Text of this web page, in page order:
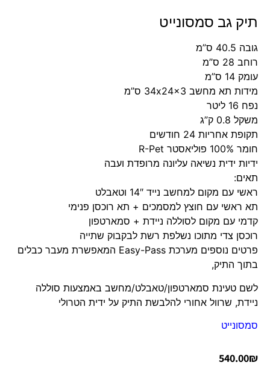
תיק גב סמסונייט
גובה 40.5 ס”מ
רוחב 28 ס”מ
עומק 14 ס”מ
מידות תא מחשב 34x24x3 ס”מ
נפח 16 ליטר
משקל 0.8 ק”ג
תקופת אחריות 24 חודשים
חומר 100% פוליאסטר R-Pet
ידיות ידית נשיאה עליונה מרופדת ועבה
תאים:
ראשי עם מקום למחשב נייד 14″ וטאבלט
תא ראשי עם חוצץ למסמכים + תא רוכסן פנימי
קדמי עם מקום לסוללה ניידת + סמארטפון
רוכסן צדי מתוכו נשלפת רשת לבקבוק שתייה
פרטים נוספים מערכת Easy-Pass המאפשרת מעבר כבלים
בתוך התיק,
לשם טעינת סמארטפון/טאבלט/מחשב באמצעות סוללה
ניידת, שרוול אחורי להלבשת התיק על ידית הטרולי
סמסונייט
540.00₪